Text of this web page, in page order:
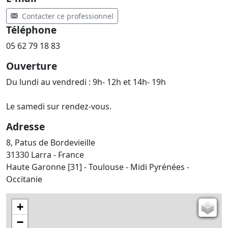
Contacter ce professionnel
Téléphone
05 62 79 18 83
Ouverture
Du lundi au vendredi : 9h- 12h et 14h- 19h
Le samedi sur rendez-vous.
Adresse
8, Patus de Bordevieille
31330 Larra - France
Haute Garonne [31] - Toulouse - Midi Pyrénées -
Occitanie
+
−